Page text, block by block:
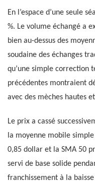
En l’espace d’une seule
%. Le volume échangé a
bien au-dessus des
soudaine des échanges
qu’une simple correction
précédentes montraient
avec des mèches hautes
Le prix a cassé
la moyenne mobile
0,85 dollar et la SMA 50
servi de base solide
franchissement à la